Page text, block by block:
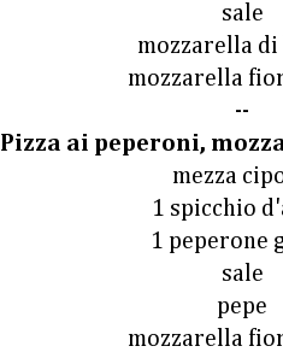
sale
mozzarella di
mozzarella
--
Pizza ai peperoni,
mezza
1 spicchio
1 peperone
sale
pepe
mozzarella